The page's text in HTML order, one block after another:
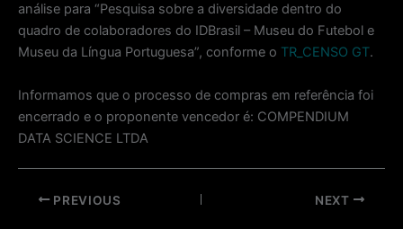
análise para “Pesquisa sobre a diversidade dentro do
quadro de colaboradores do IDBrasil – Museu do Futebol e
Museu da Língua Portuguesa”, conforme o TR_CENSO GT.
Informamos que o processo de compras em referência foi
encerrado e o proponente vencedor é: COMPENDIUM
DATA SCIENCE LTDA
Post
PREVIOUS NEXT